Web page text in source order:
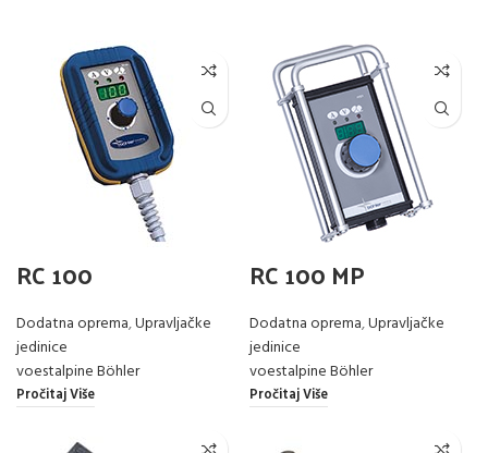
RC 100
Dodatna oprema,Upravljačke
jedinice
voestalpine Böhler
Pročitaj Više
RC 100 MP
Dodatna oprema,Upravljačke
jedinice
voestalpine Böhler
Pročitaj Više